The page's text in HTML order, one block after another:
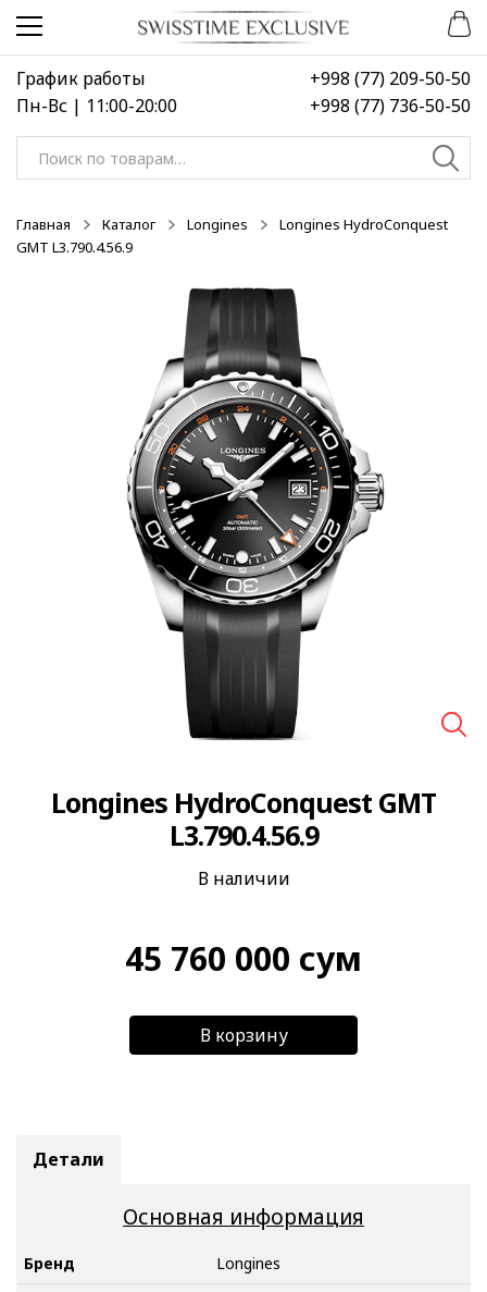
Перейти
навигации
Перейти
содержимому
График работы
Пн-Вс | 11:00-20:00
+998 (77) 209-50-50
+998 (77) 736-50-50
Искать:
Главная Каталог Longines
Longines HydroConquest
GMT L3.790.4.56.9
Longines HydroConquest GMT
L3.790.4.56.9
В наличии
45 760 000 сум
В корзину
Детали
Основная информация
Бренд
Longines